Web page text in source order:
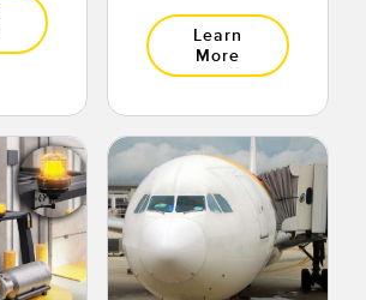
Learn
More